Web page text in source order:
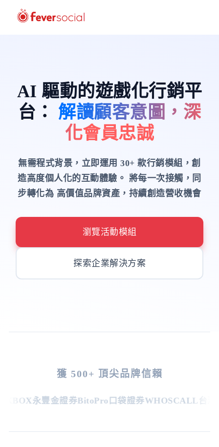
AI 驅動的遊戲化行銷平
台 ： 解讀顧客意圖，深
化會員忠誠
無需程式背景，立即運用 30+ 款行銷模組，創
造高度個人化的互動體驗。 將每一次接觸，同
步轉化為 高價值品牌資產，持續創造營收機會
瀏覽活動模組
探索企業解決方案
獲 500+ 頂尖品牌信賴
永豐金證券BitoPro口袋證券WHOSCALL台灣虎